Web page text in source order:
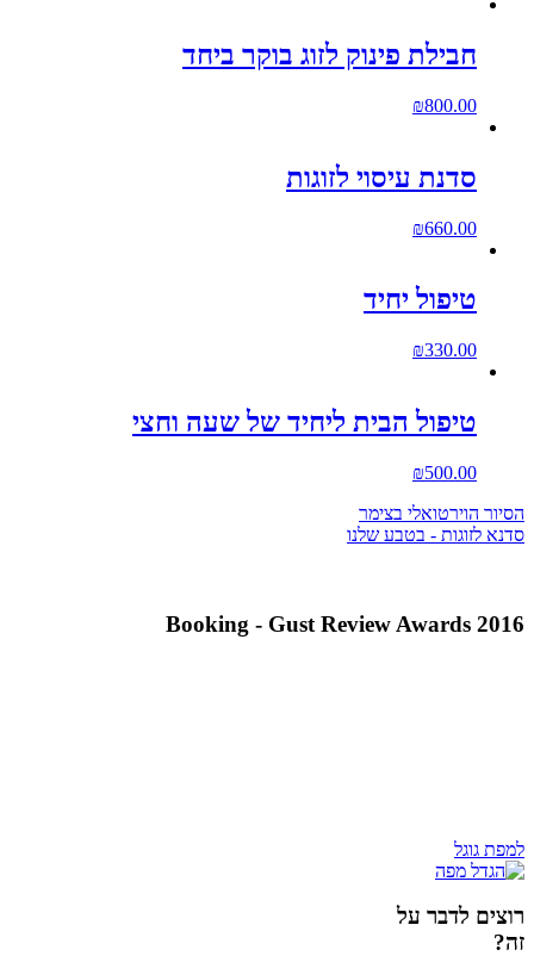
חבילת פינוק לזוג בוקר ביחד
₪800.00
סדנת עיסוי לזוגות
₪660.00
טיפול יחיד
₪330.00
טיפול הבית ליחיד של שעה וחצי
₪500.00
הסיור הוירטואלי בצימר
סדנא לזוגות - בטבע שלנו
Booking - Gust Review Awards 2016
למפת גוגל
רוצים לדבר על
זה?